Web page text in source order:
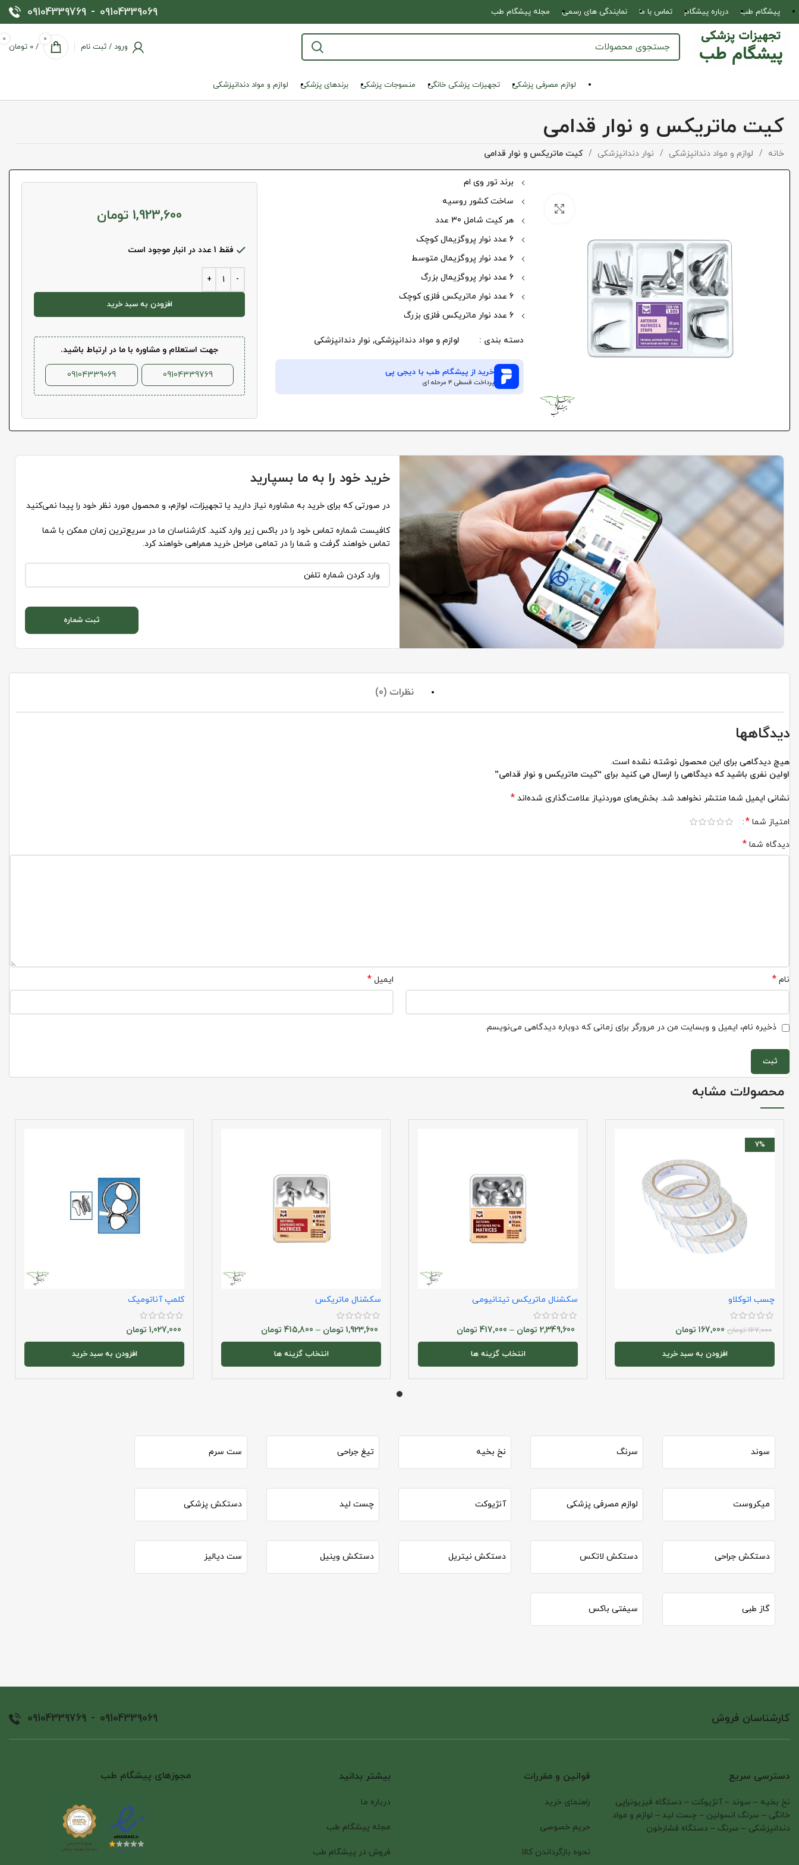
پیشگام طب درباره پیشگام تماس با ما نمایندگی های رسمی مجله پیشگام طب 09104339769 - 09104339069
ورود / ثبت نام
0
0
/
0 تومان
لوازم مصرفی پزشکی تجهیزات پزشکی خانگی منسوجات پزشکی برندهای پزشکی لوازم و مواد دندانپزشکی
کیت ماتریکس و نوار قدامی
خانه لوازم و مواد دندانپزشکی نوار دندانپزشکی کیت ماتریکس و نوار قدامی
برند تور وی ام
ساخت کشور روسیه
هر کیت شامل 30 عدد
6 عدد نوار پروگزیمال کوچک
6 عدد نوار پروگزیمال متوسط
6 عدد نوار پروگزیمال بزرگ
6 عدد نوار ماتریکس فلزی کوچک
6 عدد نوار ماتریکس فلزی بزرگ
دسته بندی : لوازم و مواد دندانپزشکی, نوار دندانپزشکی
خرید از پیشگام طب با دیجی پی
پرداخت قسطی ۴ مرحله ای
1,923,600 تومان
فقط 1 عدد در انبار موجود است
افزودن به سبد خرید
جهت استعلام و مشاوره با ما در ارتباط باشید.
09104339769
09104339069
خرید خود را به ما بسپارید
در صورتی که برای خرید به مشاوره نیاز دارید یا تجهیزات، لوازم، و محصول مورد نظر خود را پیدا نمی‌کنید
کافیست شماره تماس خود را در باکس زیر وارد کنید. کارشناسان ما در سریع‌ترین زمان ممکن با شما
تماس خواهند گرفت و شما را در تمامی مراحل خرید همراهی خواهند کرد.
ثبت شماره
نظرات (0)
دیدگاهها
هیچ دیدگاهی برای این محصول نوشته نشده است.
اولین نفری باشید که دیدگاهی را ارسال می کنید برای “کیت ماتریکس و نوار قدامی”
نشانی ایمیل شما منتشر نخواهد شد. بخش‌های موردنیاز علامت‌گذاری شده‌اند *
امتیاز شما *
دیدگاه شما *
نام * ایمیل *
ذخیره نام، ایمیل و وبسایت من در مرورگر برای زمانی که دوباره دیدگاهی می‌نویسم.
محصولات مشابه
7%
چسب اتوکلاو
167,000 تومان 167,000 تومان
افزودن به سبد خرید
سکشنال ماتریکس تیتانیومی
2,349,600 تومان –
417,000 تومان
انتخاب گزینه ها
سکشنال ماتریکس
1,923,600 تومان –
415,800 تومان
انتخاب گزینه ها
کلمپ آناتومیک
1,027,000 تومان
افزودن به سبد خرید
سوند سرنگ نخ بخیه تیغ جراحی ست سرم
میکروست لوازم مصرفی پزشکی آنژیوکت چست لید دستکش پزشکی
دستکش جراحی دستکش لاتکس دستکش نیتریل دستکش وینیل ست دیالیز
گاز طبی سیفتی باکس
کارشناسان فروش 09104339069
-
09104339769
دسترسی سریع
نخ بخیه – سوند – آنژیوکت – دستگاه فیزیوتراپی
خانگی – سرنگ انسولین – چست لید – لوازم و مواد
دندانپزشکی – سرنگ – دستگاه فشارخون
قوانین و مقررات
راهنمای خرید
حریم خصوصی
نحوه بازگرداندن کالا
بیشتر بدانید
درباره ما
مجله پیشگام طب
فروش در پیشگام طب
مجوزهای پیشگام طب